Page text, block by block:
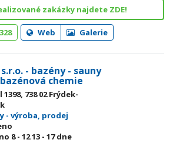
zakázky najdete ZDE!
Web Galerie
- bazény - sauny
chemie
738 02 Frýdek-
- výroba, prodej
8 - 1213 - 17dne